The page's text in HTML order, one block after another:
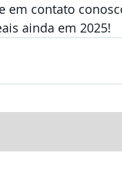
em contato
ainda em 2025!